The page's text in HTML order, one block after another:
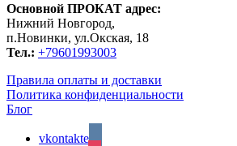
Основной ПРОКАТ адрес:
Нижний Новгород,
п.Новинки, ул.Окская, 18
Тел.: +79601993003
Правила оплаты и доставки
Политика конфиденциальности
Блог
vkontakte